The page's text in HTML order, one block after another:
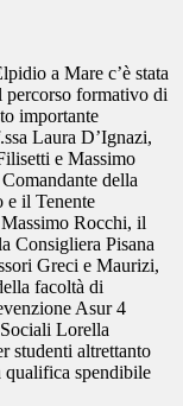
a Mare c’è stata
percorso formativo di
importante
Laura D’Ignazi,
e Massimo
della
e il Tenente
Rocchi, il
Consigliera Pisana
Greci e Maurizi,
facoltà di
Asur 4
Lorella
studenti altrettanto
qualifica spendibile